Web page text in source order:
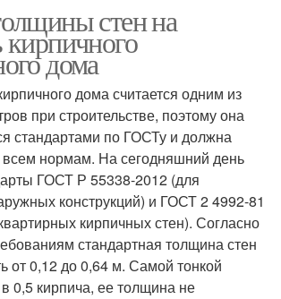
стен на
дома
дома считается одним из
при строительстве, поэтому она
стандартами по ГОСТу и должна
всем нормам. На сегодняшний день
ГОСТ Р 55338-2012 (для
конструкций) и ГОСТ 2 4992-81
кирпичных стен). Согласно
стандартная толщина стен
от 0,12 до 0,64 м. Самой тонкой
0,5 кирпича, ее толщина не